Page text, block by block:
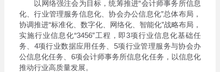
以网络强注会为目标，统筹推进“会计师事务所信息
化、行业管理服务信息化、协会办公信息化”总体布局，
协调推进“标准化、数字化、网络化、智能化”战略布局，
实施行业信息化“3456”工程，即3项行业信息化基础任
务、4项行业数据应用任务、5项行业管理服务与协会办
公信息化任务、6项会计师事务所信息化任务，以信息化
推动行业高质量发展。